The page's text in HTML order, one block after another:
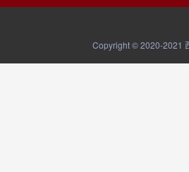
Copyright © 2020-2021